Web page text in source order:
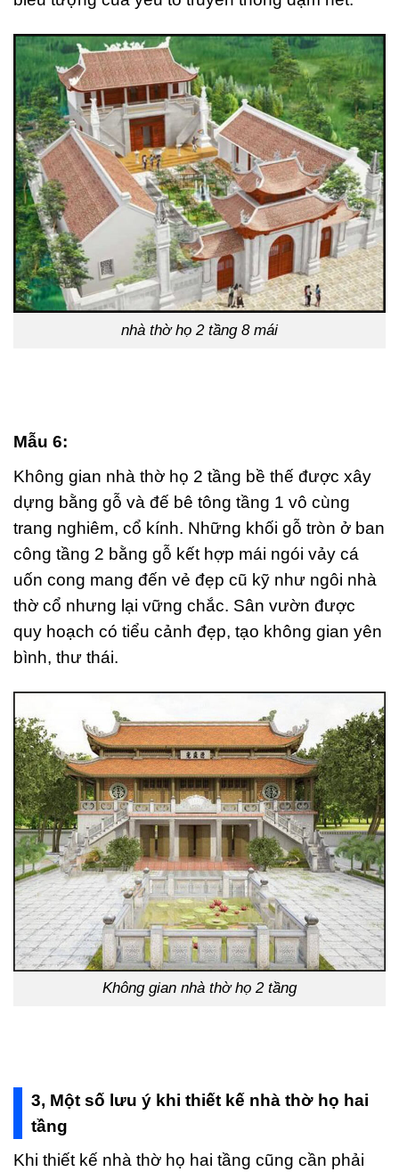
nhà thờ họ 2 tầng 8 mái
Mẫu 6:
Không gian nhà thờ họ 2 tầng bề thế được xây
dựng bằng gỗ và đế bê tông tầng 1 vô cùng
trang nghiêm, cổ kính. Những khối gỗ tròn ở ban
công tầng 2 bằng gỗ kết hợp mái ngói vảy cá
uốn cong mang đến vẻ đẹp cũ kỹ như ngôi nhà
thờ cổ nhưng lại vững chắc. Sân vườn được
quy hoạch có tiểu cảnh đẹp, tạo không gian yên
bình, thư thái.
Không gian nhà thờ họ 2 tầng
3, Một số lưu ý khi thiết kế nhà thờ họ hai
tầng
Khi thiết kế nhà thờ họ hai tầng cũng cần phải